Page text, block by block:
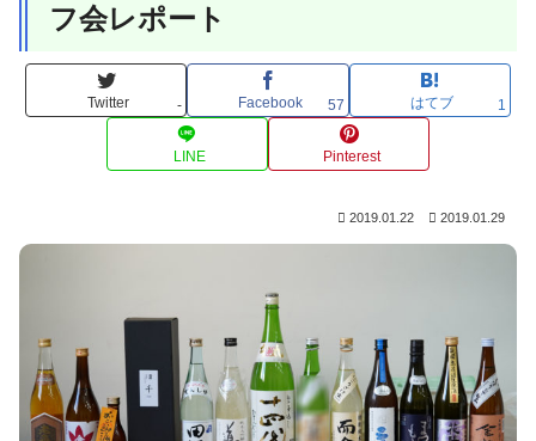
フ会レポート
Twitter - Facebook 57 はてブ 1
LINE Pinterest
2019.01.22 2019.01.29